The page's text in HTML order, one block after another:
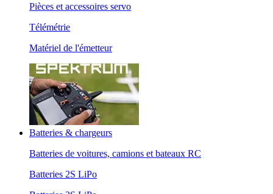
Pièces et accessoires servo
Télémétrie
Matériel de l'émetteur
Batteries & chargeurs
Batteries de voitures, camions et bateaux RC
Batteries 2S LiPo